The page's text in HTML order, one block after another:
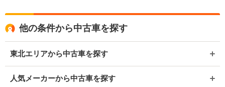
他の条件から中古車を探す
東北エリアから中古車を探す
人気メーカーから中古車を探す